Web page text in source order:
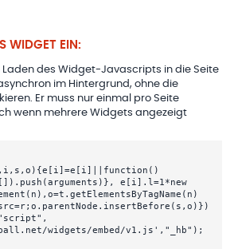
WIDGET EIN:
Laden des Widget-Javascripts in die Seite
im Hintergrund, ohne die
Er muss nur einmal pro Seite
wenn mehrere Widgets angezeigt
e[i].l=1*new
widgets/embed/v1.js',"_hb");